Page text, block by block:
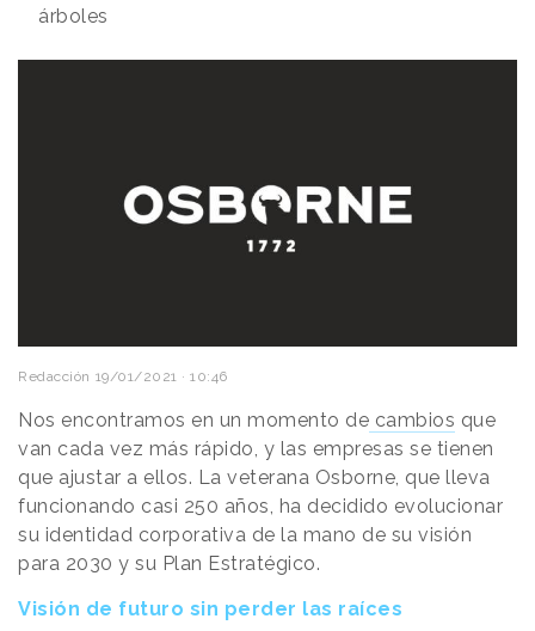
árboles
Redacción 19/01/2021 · 10:46
Nos encontramos en un momento de cambios que
van cada vez más rápido, y las empresas se tienen
que ajustar a ellos. La veterana Osborne, que lleva
funcionando casi 250 años, ha decidido evolucionar
su identidad corporativa de la mano de su visión
para 2030 y su Plan Estratégico.
Visión de futuro sin perder las raíces